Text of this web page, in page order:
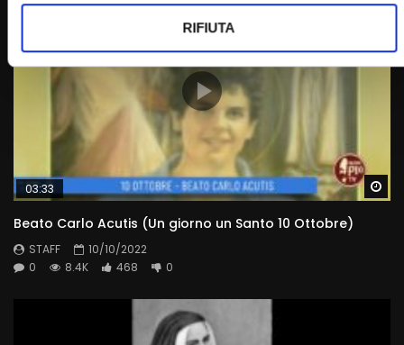
RIFIUTA
03:33
Beato Carlo Acutis (Un giorno un Santo 10 Ottobre)
STAFF
10/10/2022
0
8.4K 468 0